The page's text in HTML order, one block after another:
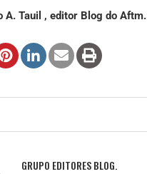
A. Tauil , editor Blog do Aftm.
GRUPO EDITORES BLOG.